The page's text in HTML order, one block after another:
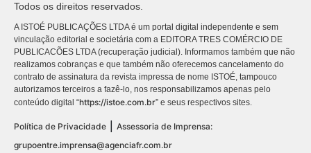
Todos os direitos reservados.
A ISTOÉ PUBLICAÇÕES LTDA é um portal digital independente e sem
vinculação editorial e societária com a EDITORA TRES COMÉRCIO DE
PUBLICACÕES LTDA (recuperação judicial). Informamos também que não
realizamos cobranças e que também não oferecemos cancelamento do
contrato de assinatura da revista impressa de nome ISTOÉ, tampouco
autorizamos terceiros a fazê-lo, nos responsabilizamos apenas pelo
conteúdo digital “https://istoe.com.br” e seus respectivos sites.
Política de Privacidade
Assessoria de Imprensa:
grupoentre.imprensa@agenciafr.com.br